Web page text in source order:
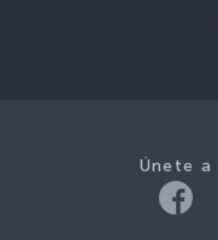
Únete a